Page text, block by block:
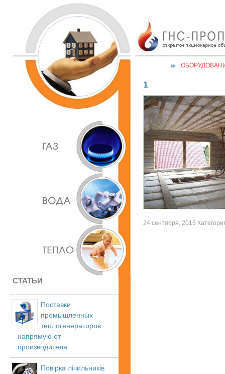
СТАТЬИ
Поставки
промышленных
теплогенераторов
напрямую от
производителя
Повірка лічильників
1
24 сентября, 2015